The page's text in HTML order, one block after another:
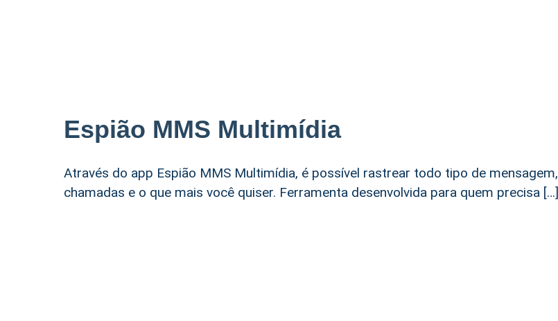
Espião MMS Multimídia
Através do app Espião MMS Multimídia, é possível rastrear todo tipo de mensagem,
chamadas e o que mais você quiser. Ferramenta desenvolvida para quem precisa […]